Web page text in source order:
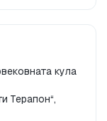
кула
Терапон“,